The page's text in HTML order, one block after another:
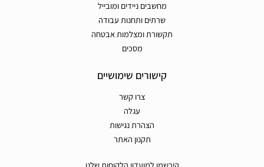
מחשבים ניידים ומובייל
שרתים ותחנות עבודה
תקשורת ומצלמות אבטחה
מסכים
קישורים שימושיים
צרו קשר
עגלה
הצהרת נגישות
תקנון האתר